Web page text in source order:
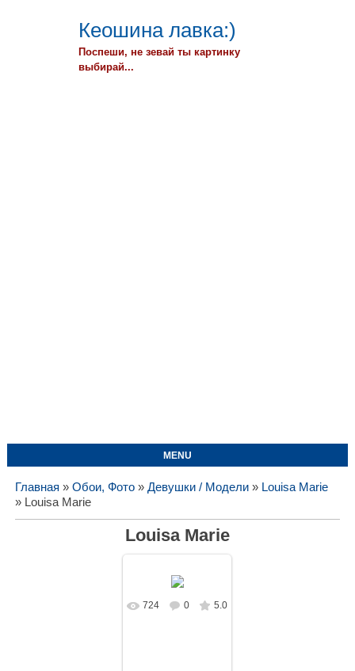
Кеошина лавка:)
Поспеши, не зевай ты картинку
выбирай...
MENU
Главная » Обои, Фото» Девушки / Модели» Louisa Marie
» Louisa Marie
Louisa Marie
В реальном
724 0 5.0